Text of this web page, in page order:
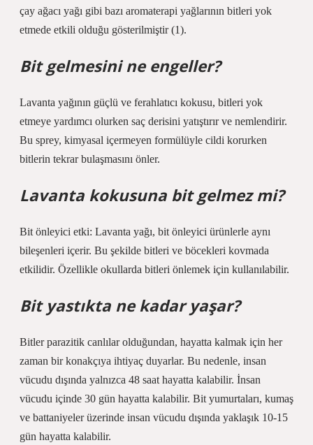
çay ağacı yağı gibi bazı aromaterapi yağlarının bitleri yok
etmede etkili olduğu gösterilmiştir (1).
Bit gelmesini ne engeller?
Lavanta yağının güçlü ve ferahlatıcı kokusu, bitleri yok
etmeye yardımcı olurken saç derisini yatıştırır ve nemlendirir.
Bu sprey, kimyasal içermeyen formülüyle cildi korurken
bitlerin tekrar bulaşmasını önler.
Lavanta kokusuna bit gelmez mi?
Bit önleyici etki: Lavanta yağı, bit önleyici ürünlerle aynı
bileşenleri içerir. Bu şekilde bitleri ve böcekleri kovmada
etkilidir. Özellikle okullarda bitleri önlemek için kullanılabilir.
Bit yastıkta ne kadar yaşar?
Bitler parazitik canlılar olduğundan, hayatta kalmak için her
zaman bir konakçıya ihtiyaç duyarlar. Bu nedenle, insan
vücudu dışında yalnızca 48 saat hayatta kalabilir. İnsan
vücudu içinde 30 gün hayatta kalabilir. Bit yumurtaları, kumaş
ve battaniyeler üzerinde insan vücudu dışında yaklaşık 10-15
gün hayatta kalabilir.